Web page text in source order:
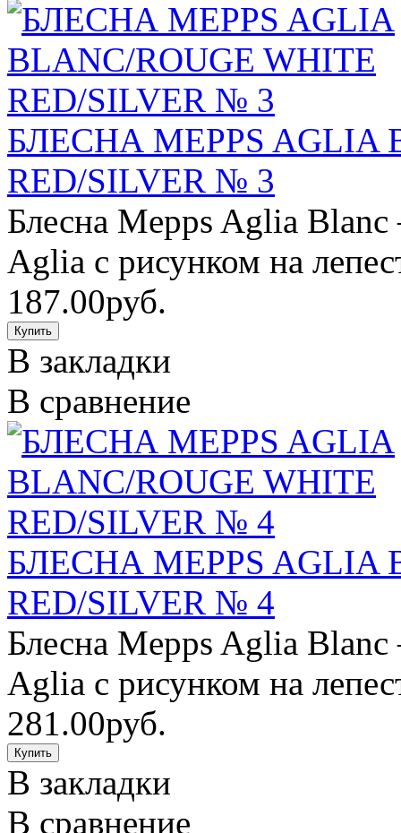
БЛЕСНА MEPPS AGLIA
RED/SILVER № 3
Блесна Mepps Aglia Blanc
Aglia с рисунком на
187.00руб.
В закладки
В сравнение
БЛЕСНА MEPPS AGLIA
RED/SILVER № 4
Блесна Mepps Aglia Blanc
Aglia с рисунком на
281.00руб.
В закладки
В сравнение